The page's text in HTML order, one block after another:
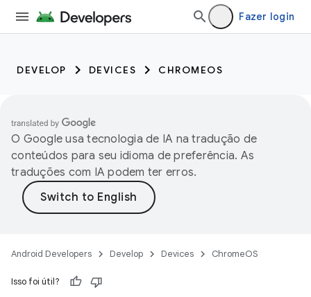
Fazer login
DEVELOP DEVICES CHROMEOS
O Google usa tecnologia de IA na tradução de
conteúdos para seu idioma de preferência. As
traduções com IA podem ter erros.
Android Developers Develop Devices ChromeOS
Isso foi útil?